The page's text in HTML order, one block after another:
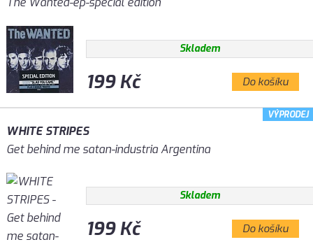
Skladem
199 Kč Do košíku
WHITE STRIPES
Get behind me satan-industria Argentina
Skladem
199 Kč Do košíku
VÝPRODEJ